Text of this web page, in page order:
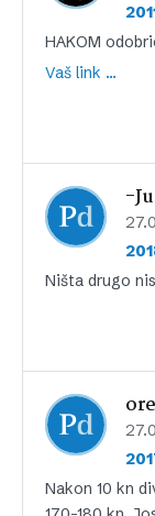
HAKOM
Vaš link …
-
Ništa drugo
Nakon 10 kn